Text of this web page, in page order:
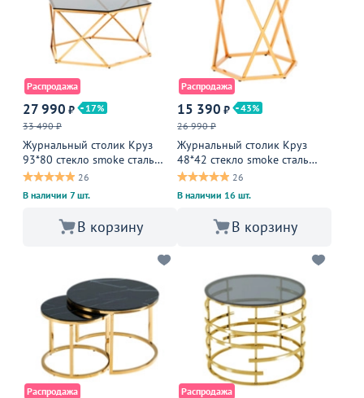
Распродажа
27 990 ₽
17
33 490 ₽
Журнальный столик Круз
93*80 стекло smoke сталь
золото
26
В наличии 7 шт.
В корзину
Распродажа
15 390 ₽
43
26 990 ₽
Журнальный столик Круз
48*42 стекло smoke сталь
золото
26
В наличии 16 шт.
В корзину
Распродажа Распродажа